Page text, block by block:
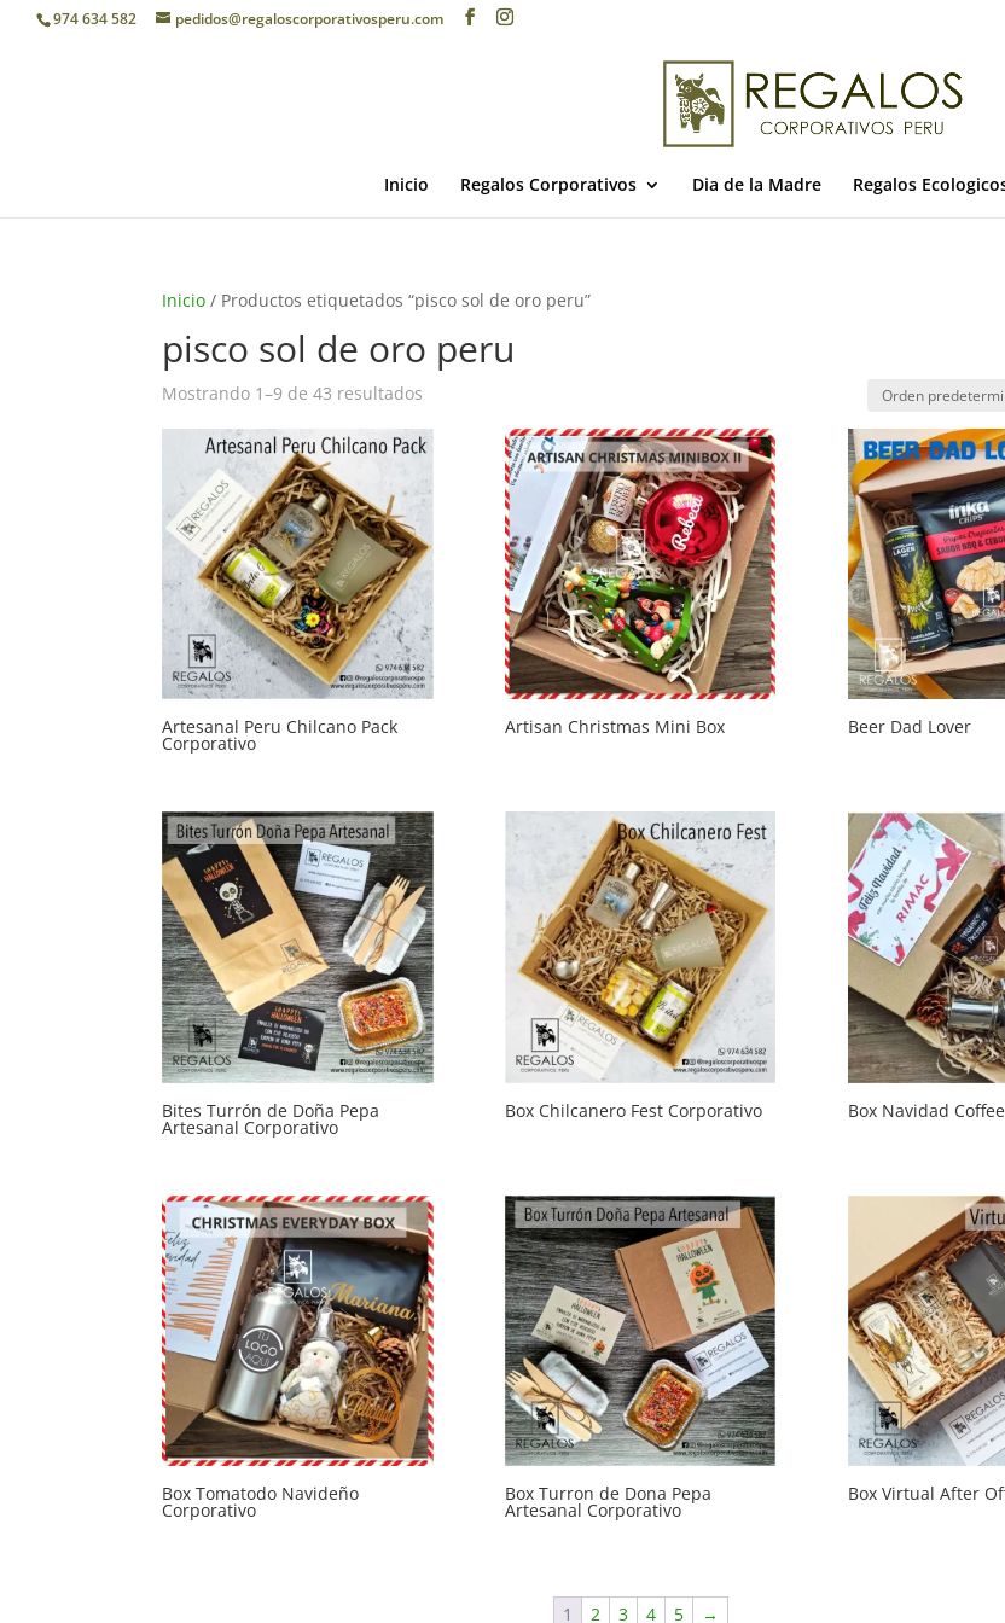
974 634 582 pedidos@regaloscorporativosperu.com
Inicio Regalos Corporativos Dia de la Madre Regalos
Inicio / Productos etiquetados “pisco sol de oro peru”
pisco sol de oro peru
Mostrando 1–9 de 43 resultados
Artesanal Peru Chilcano Pack
Corporativo
Artisan Christmas Mini Box Beer Dad Lover
Bites Turrón de Doña Pepa
Artesanal Corporativo
Box Chilcanero Fest Corporativo Box Navidad
Box Tomatodo Navideño
Corporativo
Box Turron de Dona Pepa
Artesanal Corporativo
Box Virtual After
1 2 3 4 5 →